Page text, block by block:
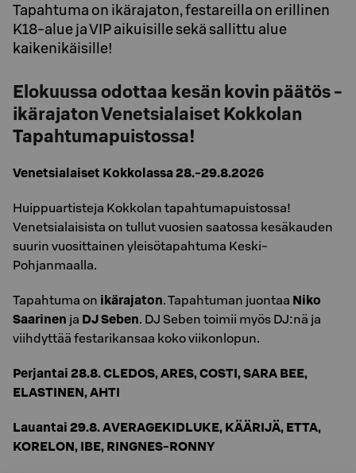
Tapahtuma on ikärajaton, festareilla on erillinen
K18-alue ja VIP aikuisille sekä sallittu alue
kaikenikäisille!
Elokuussa odottaa kesän kovin päätös -
ikärajaton Venetsialaiset Kokkolan
Tapahtumapuistossa!
Venetsialaiset Kokkolassa 28.-29.8.2026
Huippuartisteja Kokkolan tapahtumapuistossa!
Venetsialaisista on tullut vuosien saatossa kesäkauden
suurin vuosittainen yleisötapahtuma Keski-
Pohjanmaalla.
Tapahtuma on ikärajaton. Tapahtuman juontaa Niko
Saarinen ja DJ Seben. DJ Seben toimii myös DJ:nä ja
viihdyttää festarikansaa koko viikonlopun.
Perjantai 28.8. CLEDOS, ARES, COSTI, SARA BEE,
ELASTINEN, AHTI
Lauantai 29.8. AVERAGEKIDLUKE, KÄÄRIJÄ, ETTA,
KORELON, IBE, RINGNES-RONNY